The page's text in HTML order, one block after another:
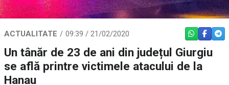
ACTUALITATE 09:39 / 21/02/2020 WHATSAPP
Un tânăr de 23 de ani din județul Giurgiu
se află printre victimele atacului de la
Hanau